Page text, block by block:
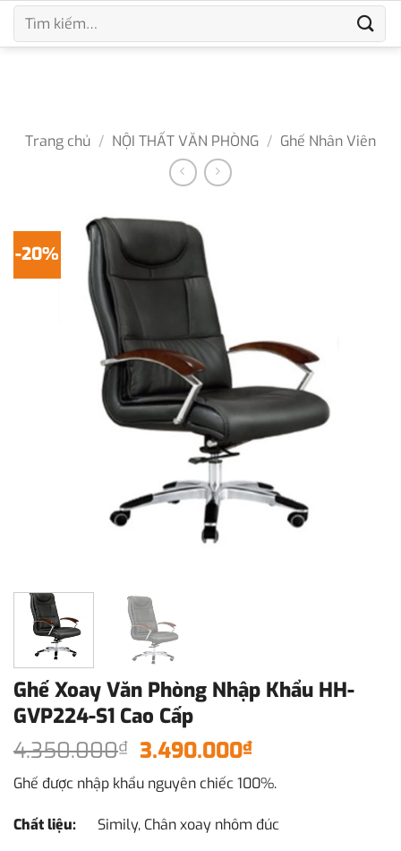
Bỏ Tìm
Trang chủ / NỘI THẤT VĂN PHÒNG / Ghế Nhân Viên
-20%
Ghế Xoay Văn Phòng Nhập Khẩu HH-
GVP224-S1 Cao Cấp
4.350.000₫ Giá
là:
4.350.000₫.
3.490.000₫Giá
hiện
tại
là:
3.490.000₫.
Ghế được nhập khẩu nguyên chiếc 100%.
Chất liệu: Simily, Chân xoay nhôm đúc